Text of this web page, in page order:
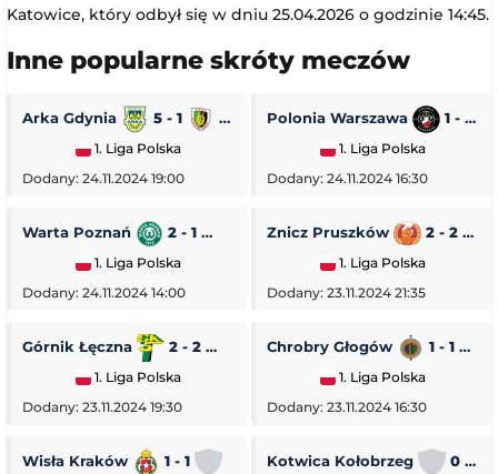
Katowice, który odbył się w dniu 25.04.2026 o godzinie 14:45.
Inne popularne skróty meczów
Arka Gdynia 5 - 1
1. Liga Polska
Dodany: 24.11.2024 19:00
Polonia Warszawa 1 - 0
1. Liga Polska
Dodany: 24.11.2024 16:30
Warta Poznań 2 - 1 Pogoń Siedlce
1. Liga Polska
Dodany: 24.11.2024 14:00
Znicz Pruszków 2 - 2
1. Liga Polska
Dodany: 23.11.2024 21:35
Górnik Łęczna 2 - 2 GKS Tychy
1. Liga Polska
Dodany: 23.11.2024 19:30
Chrobry Głogów 1 - 1
1. Liga Polska
Dodany: 23.11.2024 16:30
Wisła Kraków 1 - 1 Stal Rzeszów
Kotwica Kołobrzeg 0 - 5